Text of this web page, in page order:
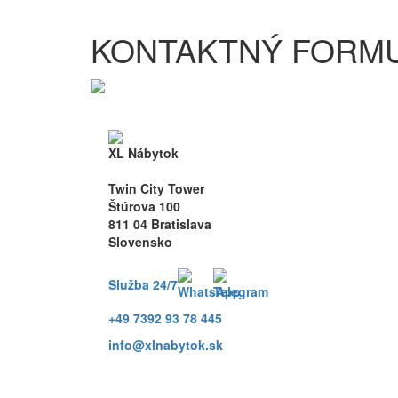
KONTAKTNÝ
XL Nábytok
Twin City Tower
Štúrova 100
811 04 Bratislava
Slovensko
Služba 24/7
+49 7392 93 78 445
info@xlnabytok.sk